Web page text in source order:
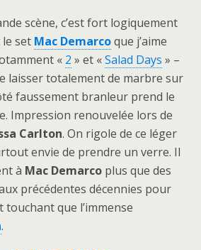
scène, c’est fort logiquement
le set Mac Demarcoque j’aime
« 2 » et «Salad Days » –
laisser totalement de marbre sur
faussement branleur prend le
Impression renouvelée lors de
Carlton. On rigole de ce léger
envie de prendre un verre. Il
à Mac Demarco plus que des
précédentes décennies pour
que l’immense
.